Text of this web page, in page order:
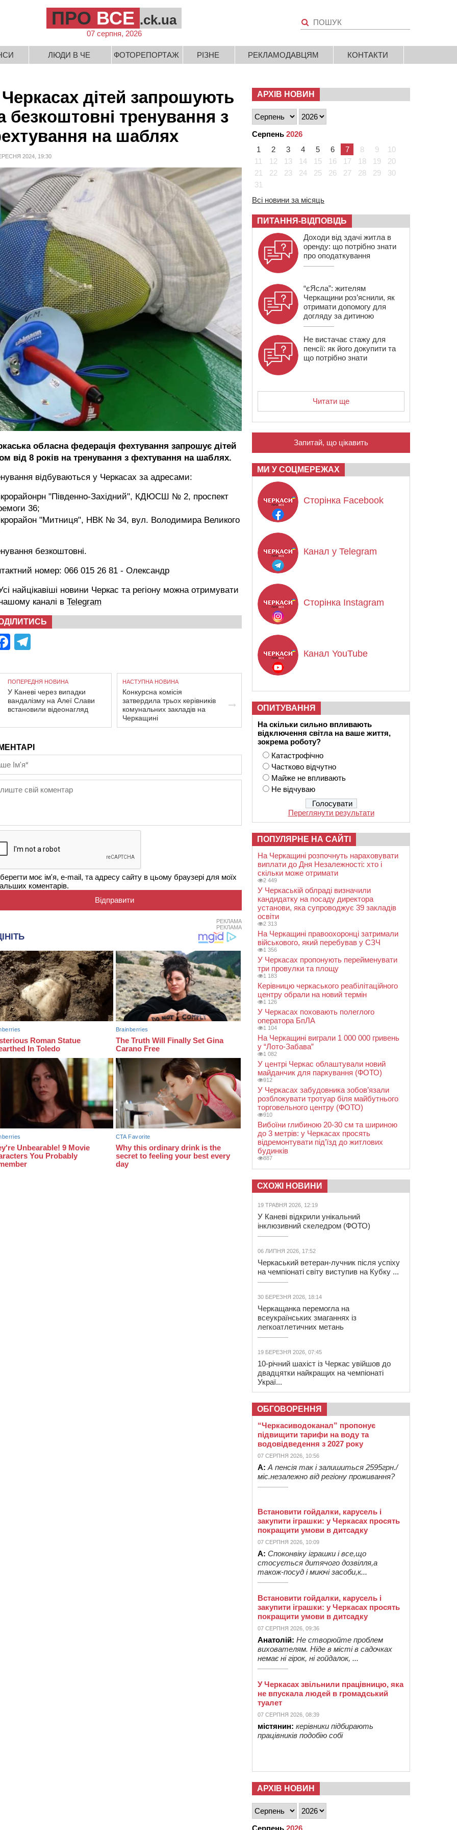
ПРО ВСЕ .ck.ua
07 серпня, 2026
ЛЮДИ В ЧЕ ФОТОРЕПОРТАЖ РІЗНЕ РЕКЛАМОДАВЦЯМ КОНТАКТИ
дітей запрошують
безкоштовні тренування з
на шаблях
2024, 19:30
обласна федерація фехтування запрошує дітей
від 8 років на тренування з фехтування на шаблях.
відбуваються у Черкасах за адресами:
"Південно-Західний", КДЮСШ № 2, проспект
36;
"Митниця", НВК № 34, вул. Володимира Великого
безкоштовні.
номер: 066 015 26 81 - Олександр
найцікавіші новини Черкас та регіону можна отримувати
каналі в Telegram
Facebook
ПОПЕРЕДНЯ НОВИНА
У Каневі через випадки
вандалізму на Алеї Слави
встановили відеонагляд
НАСТУПНА НОВИНА
Конкурсна комісія
затвердила трьох керівників
комунальних закладів на
Черкащині
моє ім'я, e-mail, та адресу сайту в цьому браузері для моїх
коментарів.
РЕКЛАМА
РЕКЛАМА
АРХІВ НОВИН
Серпень 2026
1
2 3 4 5 6 7 8 9
10
11
12 13 14 15 16 17 18 19
20
21
22 23 24 25 26 27 28 29
30
31
Всі новини за місяць
ПИТАННЯ-ВІДПОВІДЬ
Доходи від здачі житла в
оренду: що потрібно знати
про оподаткування
“єЯсла”: жителям
Черкащини роз’яснили, як
отримати допомогу для
догляду за дитиною
Не вистачає стажу для
пенсії: як його докупити та
що потрібно знати
Читати ще
Запитай, що цікавить
МИ У СОЦМЕРЕЖАХ
Сторінка Facebook
Канал у Telegram
Сторінка Instagram
Канал YouTube
ОПИТУВАННЯ
На скільки сильно впливають
відключення світла на ваше життя,
зокрема роботу?
Катастрофічно
Частково відчутно
Майже не впливають
Не відчуваю
Переглянути результати
ПОПУЛЯРНЕ НА САЙТІ
На Черкащині розпочнуть нараховувати
виплати до Дня Незалежності: хто і
скільки може отримати
2 449
У Черкаській облраді визначили
кандидатку на посаду директора
установи, яка супроводжує 39 закладів
освіти
2 313
На Черкащині правоохоронці затримали
військового, який перебував у СЗЧ
1 356
У Черкасах пропонують перейменувати
три провулки та площу
1 183
Керівницю черкаського реабілітаційного
центру обрали на новий термін
1 126
У Черкасах поховають полеглого
оператора БпЛА
1 104
На Черкащині виграли 1 000 000 гривень
у “Лото-Забава”
1 082
У центрі Черкас облаштували новий
майданчик для паркування (ФОТО)
912
У Черкасах забудовника зобов’язали
розблокувати тротуар біля майбутнього
торговельного центру (ФОТО)
910
Вибоїни глибиною 20-30 см та шириною
до 3 метрів: у Черкасах просять
відремонтувати під’їзд до житлових
будинків
887
СХОЖІ НОВИНИ
19 ТРАВНЯ 2026, 12:19
У Каневі відкрили унікальний
інклюзивний скеледром (ФОТО)
06 ЛИПНЯ 2026, 17:52
Черкаський ветеран-лучник після успіху
на чемпіонаті світу виступив на Кубку ...
30 БЕРЕЗНЯ 2026, 18:14
Черкащанка перемогла на
всеукраїнських змаганнях із
легкоатлетичних метань
19 БЕРЕЗНЯ 2026, 07:45
10-річний шахіст із Черкас увійшов до
двадцятки найкращих на чемпіонаті
Украї...
ОБГОВОРЕННЯ
“Черкасиводоканал” пропонує
підвищити тарифи на воду та
водовідведення з 2027 року
07 СЕРПНЯ 2026, 10:56
А: А пенсія так і залишиться 2595грн./
міс.незалежно від регіону проживання?
Встановити гойдалки, карусель і
закупити іграшки: у Черкасах просять
покращити умови в дитсадку
07 СЕРПНЯ 2026, 10:09
А: Споконвіку іграшки і все,що
стосується дитячого дозвілля,а
також-посуд і миючі засоби,к...
Встановити гойдалки, карусель і
закупити іграшки: у Черкасах просять
покращити умови в дитсадку
07 СЕРПНЯ 2026, 09:36
Анатолій: Не створюйте проблем
вихователям. Ніде в місті в садочках
немає ні гірок, ні гойдалок, ...
У Черкасах звільнили працівницю, яка
не впускала людей в громадський
туалет
07 СЕРПНЯ 2026, 08:39
містянин: керівники підбирають
працівників подобію собі
АРХІВ НОВИН
Серпень 2026